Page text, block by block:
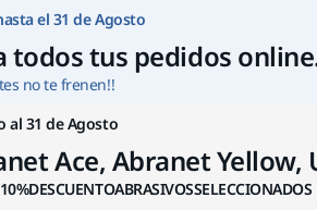
Ir a contenido
el 31 de Agosto
todos tus pedidos online
no te frenen!!
al 31 de Agosto
Ace, Abranet
10%DESCUENTOABRASIVOSSELECCIONADOS